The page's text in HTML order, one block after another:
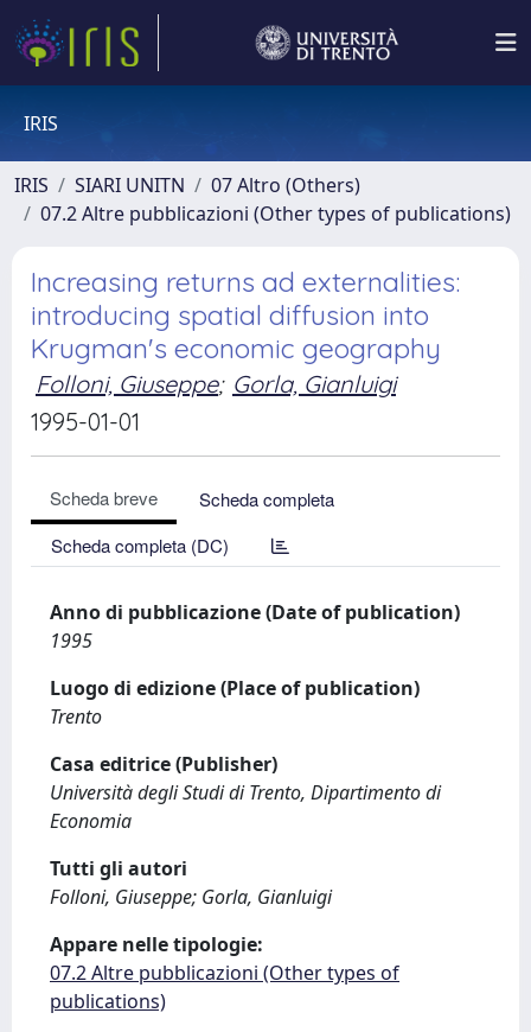
IRIS
IRIS SIARI UNITN
07 Altro (Others)
07.2 Altre pubblicazioni (Other types of publications)
Increasing returns ad externalities:
introducing spatial diffusion into
Krugman's economic geography
Folloni, Giuseppe; Gorla, Gianluigi
1995-01-01
Scheda breve
Scheda completa
Scheda completa (DC)
Anno di pubblicazione (Date of publication)
1995
Luogo di edizione (Place of publication)
Trento
Casa editrice (Publisher)
Università degli Studi di Trento, Dipartimento di
Economia
Tutti gli autori
Folloni, Giuseppe; Gorla, Gianluigi
Appare nelle tipologie:
07.2 Altre pubblicazioni (Other types of
publications)